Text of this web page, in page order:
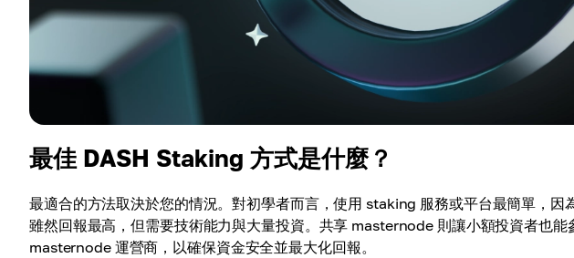
最佳 DASH Staking 方式是什麼？
最適合的方法取決於您的情況。對初學者而言，使用 staking 服務或平台最簡單，
雖然回報最高，但需要技術能力與大量投資。共享 masternode 則讓小額投資者也
masternode 運營商，以確保資金安全並最大化回報。